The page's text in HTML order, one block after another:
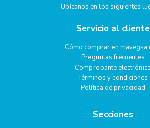
Ubícanos en los siguientes
Servicio al cliente
Cómo comprar en
Preguntas frecuentes
Comprobante
Términos y condiciones
Política de privacidad
Secciones